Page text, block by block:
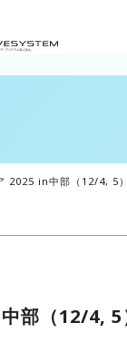
2025 in中部（12/4, 5
部（12/4, 5